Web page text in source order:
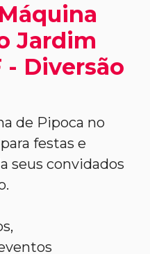
Jardim
- Diversão
de Pipoca no
festas e
seus convidados